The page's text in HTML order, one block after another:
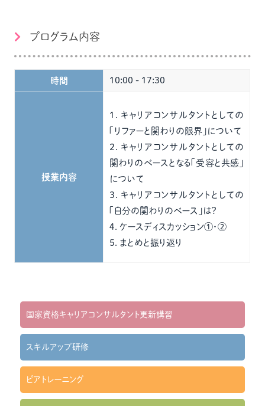
プログラム内容
時間 10:00 - 17:30
授業内容
１．キャリアコンサルタントとしての
「リファーと関わりの限界」について
２．キャリアコンサルタントとしての
関わりのベースとなる「受容と共感」
について
３．キャリアコンサルタントとしての
「自分の関わりのベース」は？
４．ケースディスカッション①・②
５．まとめと振り返り
国家資格キャリアコンサルタント更新講習
スキルアップ研修
ピアトレーニング